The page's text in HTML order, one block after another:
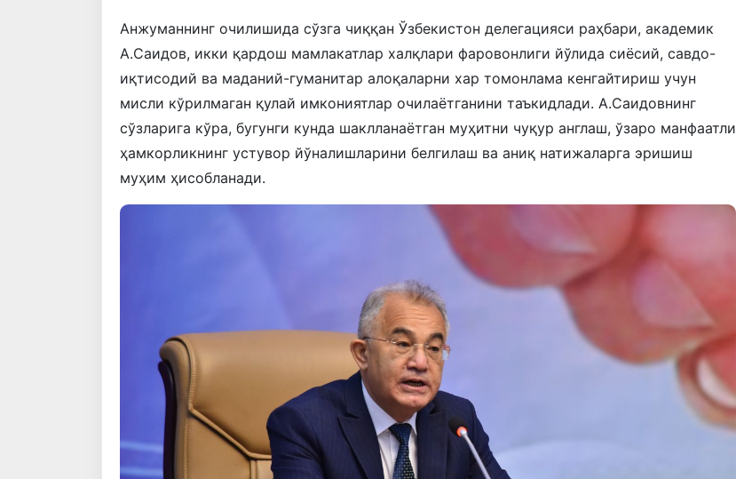
Анжуманнинг очилишида сўзга чиққан Ўзбекистон делегацияси раҳбари, академик
А.Саидов, икки қардош мамлакатлар халқлари фаровонлиги йўлида сиёсий, савдо-
иқтисодий ва маданий-гуманитар алоқаларни хар томонлама кенгайтириш учун
мисли кўрилмаган қулай имкониятлар очилаётганини таъкидлади. А.Саидовнинг
сўзларига кўра, бугунги кунда шаклланаётган муҳитни чуқур англаш, ўзаро манфаатли
ҳамкорликнинг устувор йўналишларини белгилаш ва аниқ натижаларга эришиш
муҳим ҳисобланади.